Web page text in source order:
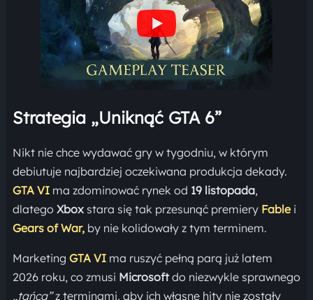
Strategia „Uniknąć GTA 6”
Nikt nie chce wydawać gry w tygodniu, w którym
debiutuje najbardziej oczekiwana produkcja dekady.
GTA VIma zdominować rynek od 19 listopada,
dlatego Xboxstara się tak przesunąć premiery Fablei
Gears of War,by nie kolidowały z tym terminem.
Marketing GTA VIma ruszyć pełną parą już latem
2026 roku, co zmusi Microsoftdo niezwykle sprawnego
„tańca”z terminami, aby ich własne hity nie zostały